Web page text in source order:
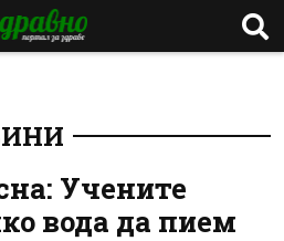
Учените
вода да пием